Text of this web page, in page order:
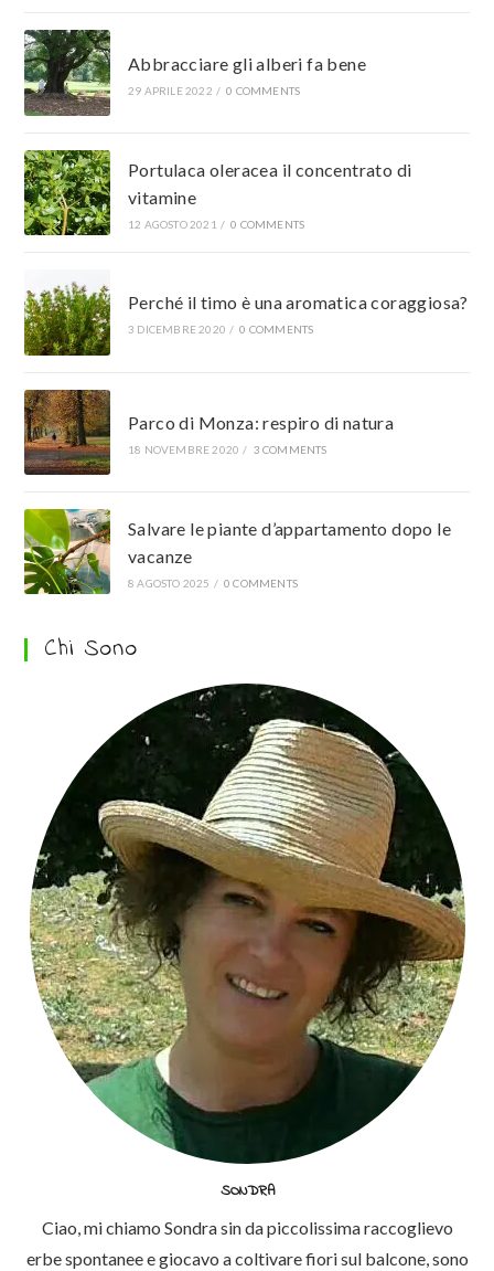
Abbracciare gli alberi fa bene
29 APRILE 2022 / 0 COMMENTS
Portulaca oleracea il concentrato di
vitamine
12 AGOSTO 2021 / 0 COMMENTS
Perché il timo è una aromatica coraggiosa?
3 DICEMBRE 2020 / 0 COMMENTS
Parco di Monza: respiro di natura
18 NOVEMBRE 2020 / 3 COMMENTS
Salvare le piante d’appartamento dopo le
vacanze
8 AGOSTO 2025 / 0 COMMENTS
Chi Sono
SONDRA
Ciao, mi chiamo Sondra sin da piccolissima raccoglievo
erbe spontanee e giocavo a coltivare fiori sul balcone, sono